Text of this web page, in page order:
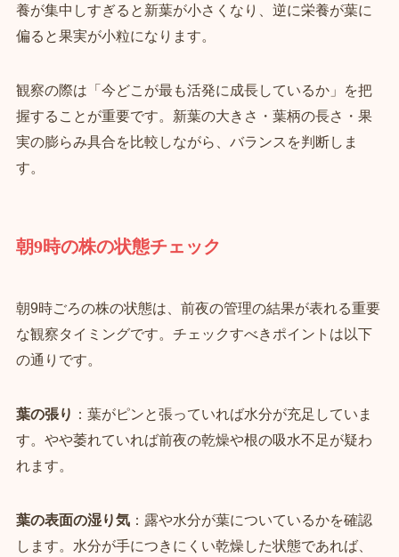
養が集中しすぎると新葉が小さくなり、逆に栄養が葉に
偏ると果実が小粒になります。
観察の際は「今どこが最も活発に成長しているか」を把
握することが重要です。新葉の大きさ・葉柄の長さ・果
実の膨らみ具合を比較しながら、バランスを判断しま
す。
朝9時の株の状態チェック
朝9時ごろの株の状態は、前夜の管理の結果が表れる重要
な観察タイミングです。チェックすべきポイントは以下
の通りです。
葉の張り ：葉がピンと張っていれば水分が充足していま
す。やや萎れていれば前夜の乾燥や根の吸水不足が疑わ
れます。
葉の表面の湿り気：露や水分が葉についているかを確認
します。水分が手につきにくい乾燥した状態であれば、